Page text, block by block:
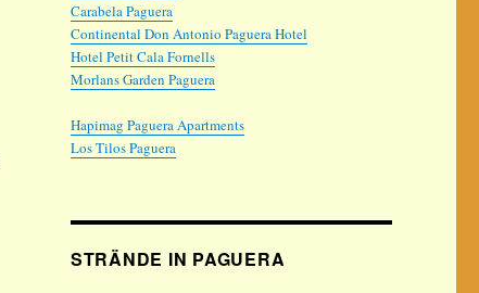
Carabela Paguera
Continental Don Antonio Paguera Hotel
Hotel Petit Cala Fornells
Morlans Garden Paguera
Hapimag Paguera Apartments
Los Tilos Paguera
STRÄNDE IN PAGUERA